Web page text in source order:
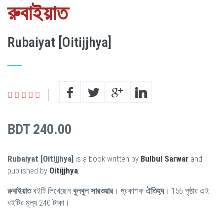
রুবাইয়াত
Rubaiyat [Oitijjhya]
BDT 240.00
Rubaiyat [Oitijjhya] is a book written by Bulbul Sarwar and
published by Oitijjhya
রুবাইয়াতবইটি লিখেছেন বুলবুল সারওয়ার। প্রকাশক ঐতিহ্য। 156 পৃষ্ঠার এই
বইটির মূল্য 240 টাকা।